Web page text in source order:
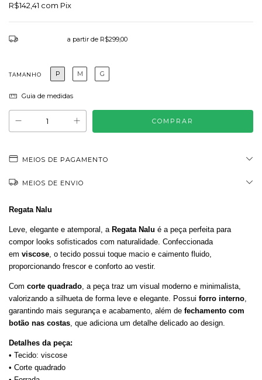
R$142,41 com Pix
a partir de R$299,00
TAMANHO P M G
Guia de medidas
MEIOS DE PAGAMENTO
MEIOS DE ENVIO
Regata Nalu
Leve, elegante e atemporal, a Regata Nalu é a peça perfeita para
compor looks sofisticados com naturalidade. Confeccionada
em viscose , o tecido possui toque macio e caimento fluido,
proporcionando frescor e conforto ao vestir.
Com corte quadrado , a peça traz um visual moderno e minimalista,
valorizando a silhueta de forma leve e elegante. Possui forro interno
garantindo mais segurança e acabamento, além de fechamento com
botão nas costas , que adiciona um detalhe delicado ao design.
Detalhes da peça:
• Tecido: viscose
• Corte quadrado